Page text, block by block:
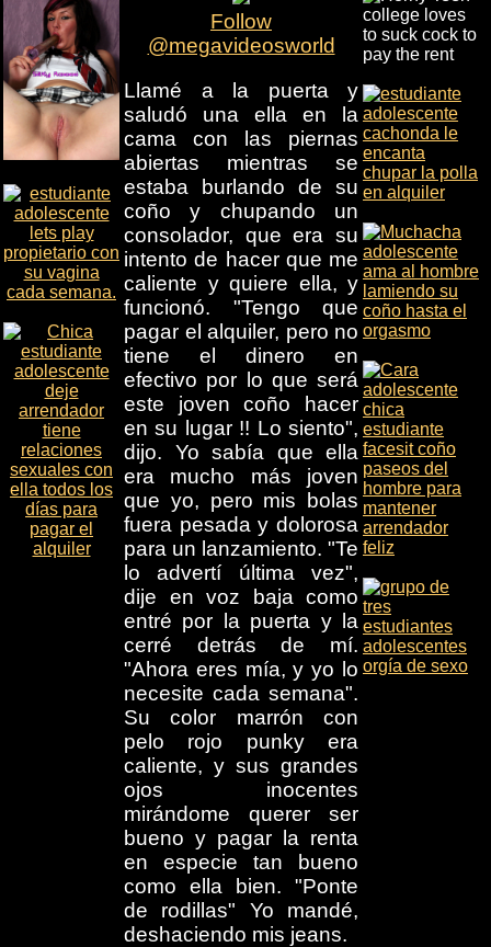
Follow
@megavideosworld
Llamé a la puerta y
saludó una ella en la
cama con las piernas
abiertas mientras se
estaba burlando de su
coño y chupando un
consolador, que era su
intento de hacer que me
caliente y quiere ella, y
funcionó. "Tengo que
pagar el alquiler, pero no
tiene el dinero en
efectivo por lo que será
este joven coño hacer
en su lugar !! Lo siento",
dijo. Yo sabía que ella
era mucho más joven
que yo, pero mis bolas
fuera pesada y dolorosa
para un lanzamiento. "Te
lo advertí última vez",
dije en voz baja como
entré por la puerta y la
cerré detrás de mí.
"Ahora eres mía, y yo lo
necesite cada semana".
Su color marrón con
pelo rojo punky era
caliente, y sus grandes
ojos inocentes
mirándome querer ser
bueno y pagar la renta
en especie tan bueno
como ella bien. "Ponte
de rodillas" Yo mandé,
deshaciendo mis jeans.